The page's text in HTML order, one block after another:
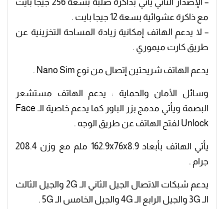
– الإصدار الثاني يأتي بذاكرة صلبة بسعة 256 جيجا بايت
مع ذاكرة عشوائية بسعة 12 جيجا بايت .
– لا يدعم الهاتف إمكانية زيادة المساحة التخزينية عن
طريق كارت ميموري .
يدعم الهاتف شريحتين إتصال من نوع Nano Sim .
وسائل الأمان والحماية : يدعم الهاتف مستشعر
البصمة ويأتي مدمج بزر الباور كما يدعم خاصية الـ Face
Unlock لفتح الهاتف عن طريق الوجه .
يأتي الهاتف بأبعاد 162.9x76x8.9 ملم مع وزن 208.4
جرام .
يدعم شبكات الاتصال الجيل الثاني الـ 2G والجيل الثالث
الـ 3G والجيل الرابع الـ 4G والجيل الخامس الـ 5G .